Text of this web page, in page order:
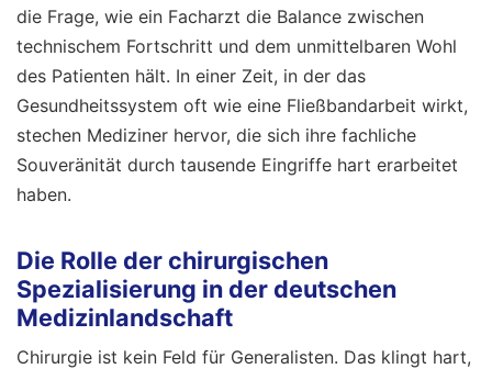
die Frage, wie ein Facharzt die Balance zwischen
technischem Fortschritt und dem unmittelbaren Wohl
des Patienten hält. In einer Zeit, in der das
Gesundheitssystem oft wie eine Fließbandarbeit wirkt,
stechen Mediziner hervor, die sich ihre fachliche
Souveränität durch tausende Eingriffe hart erarbeitet
haben.
Die Rolle der chirurgischen
Spezialisierung in der deutschen
Medizinlandschaft
Chirurgie ist kein Feld für Generalisten. Das klingt hart,